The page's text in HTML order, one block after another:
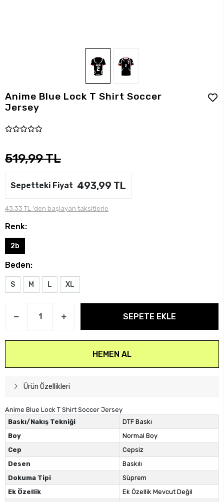
Anime Blue Lock T Shirt Soccer
Jersey
519,99 TL
Sepetteki Fiyat 493,99 TL
43,33 TL 'den başlayan taksitlerle
Renk:
2b
Beden:
S M L XL
SEPETE EKLE
HEMEN AL
Ürün Özellikleri
Anime Blue Lock T Shirt Soccer Jersey
Baskı/Nakış Tekniği
DTF Baskı
Boy
Normal Boy
Cep
Cepsiz
Desen
Baskılı
Dokuma Tipi
Süprem
Ek Özellik
Ek Özellik Mevcut Değil